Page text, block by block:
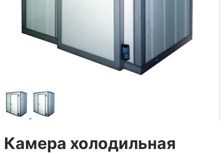
Камера холодильная